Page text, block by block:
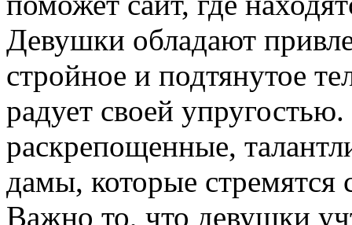
Девушки обладают
стройное и подтянутое
радует своей упругостью.
раскрепощенные,
дамы, которые стремятся
Важно то, что девушки